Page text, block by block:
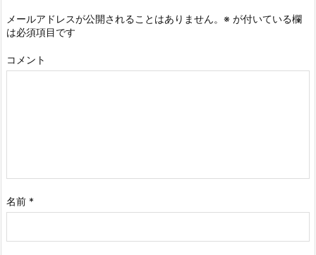
メールアドレスが公開されることはありません。 ※ が付いている欄
は必須項目です
コメント
名前 *